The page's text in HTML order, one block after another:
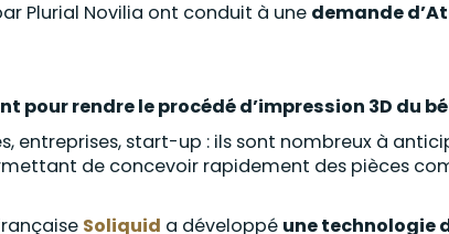
Plurial Novilia ont conduit à une demande
pour rendre le procédé d’impression 3D du
entreprises, start-up : ils sont nombreux à
de concevoir rapidement des pièces
Soliquid a développé une technologie